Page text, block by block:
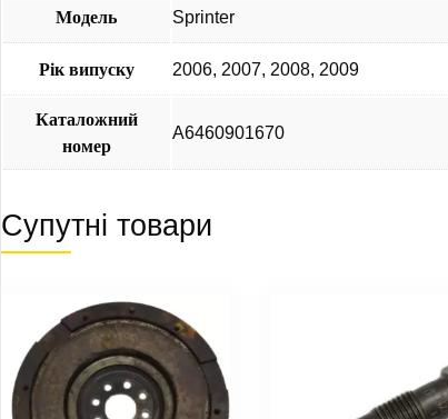
Модель Sprinter
Рік випуску 2006, 2007, 2008, 2009
Каталожний
номер
А6460901670
Супутні товари